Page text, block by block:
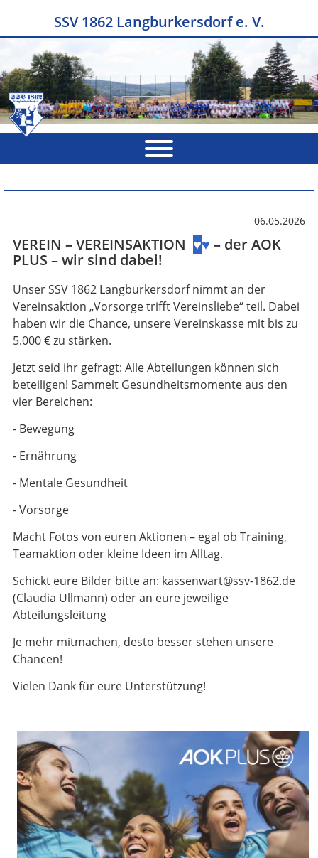
SSV 1862 Langburkersdorf e. V.
06.05.2026
VEREIN – VEREINSAKTION ♥♥ – der AOK
PLUS – wir sind dabei!
Unser SSV 1862 Langburkersdorf nimmt an der
Vereinsaktion „Vorsorge trifft Vereinsliebe“ teil. Dabei
haben wir die Chance, unsere Vereinskasse mit bis zu
5.000 € zu stärken.
Jetzt seid ihr gefragt: Alle Abteilungen können sich
beteiligen! Sammelt Gesundheitsmomente aus den
vier Bereichen:
- Bewegung
- Ernährung
- Mentale Gesundheit
- Vorsorge
Macht Fotos von euren Aktionen – egal ob Training,
Teamaktion oder kleine Ideen im Alltag.
Schickt eure Bilder bitte an: kassenwart@ssv-1862.de
(Claudia Ullmann) oder an eure jeweilige
Abteilungsleitung
Je mehr mitmachen, desto besser stehen unsere
Chancen!
Vielen Dank für eure Unterstützung!